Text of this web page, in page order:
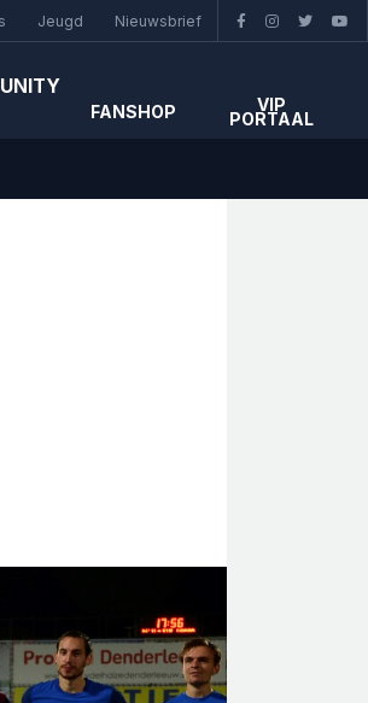
Jeugd Nieuwsbrief
FANSHOP VIP
PORTAAL